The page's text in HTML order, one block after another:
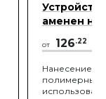
аменен на
от 126.22
Нанесение